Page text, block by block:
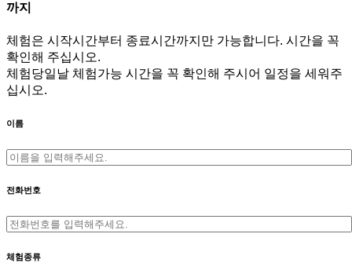
까지
체험은 시작시간부터 종료시간까지만 가능합니다. 시간을 꼭
확인해 주십시오.
체험당일날 체험가능 시간을 꼭 확인해 주시어 일정을 세워주
십시오.
이름
전화번호
체험종류